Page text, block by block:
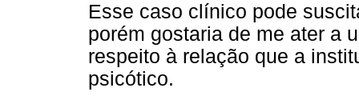
Esse caso clínico pode
porém gostaria de me ater a
respeito à relação que a
psicótico.